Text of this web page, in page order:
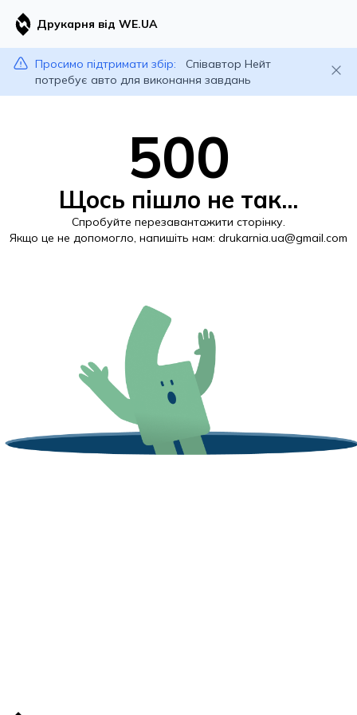
Друкарня від WE.UA
Просимо підтримати збір:
Співавтор Нейт
потребує авто для виконання завдань
500
Щось пішло не так...
Спробуйте перезавантажити сторінку.
Якщо це не допомогло, напишіть нам: drukarnia.ua@gmail.com